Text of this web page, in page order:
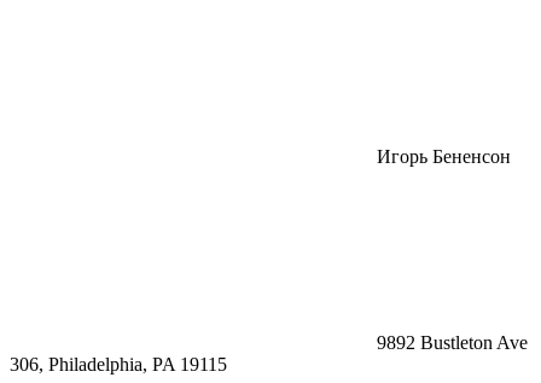
Игорь Бененсон
9892 Bustleton Ave
306, Philadelphia, PA 19115